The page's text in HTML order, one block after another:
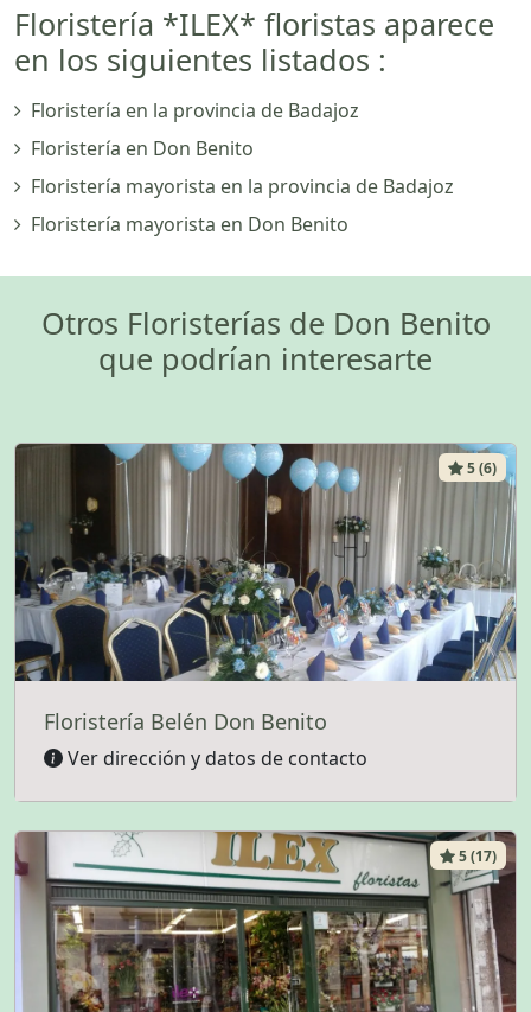
Floristería *ILEX* floristas aparece
en los siguientes listados :
Floristería en la provincia de Badajoz
Floristería en Don Benito
Floristería mayorista en la provincia de Badajoz
Floristería mayorista en Don Benito
Otros Floristerías de Don Benito
que podrían interesarte
5 (6)
Floristería Belén Don Benito
Ver dirección y datos de contacto
5 (17)